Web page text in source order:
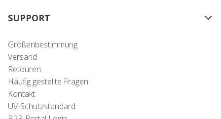
SUPPORT
Größenbestimmung
Versand
Retouren
Häufig gestellte Fragen
Kontakt
UV-Schutzstandard